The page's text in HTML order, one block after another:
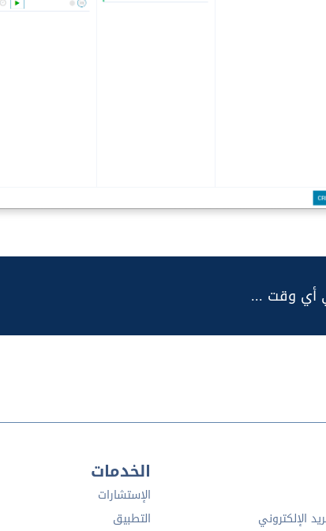
أي وقت ...
الإلكتروني
الخدمات
الإستشارات
التطبيق